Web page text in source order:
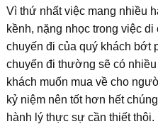
Vì thứ nhất việc mang nhiều
kềnh, nặng nhọc trong việc
chuyến đi của quý khách bớt
chuyến đi thường sẽ có
khách muốn mua về cho
kỷ niệm nên tốt hơn hết
hành lý thực sự cần thiết thôi.